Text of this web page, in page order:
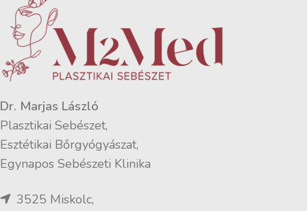
Dr. Marjas László
Plasztikai Sebészet,
Esztétikai Bőrgyógyászat,
Egynapos Sebészeti Klinika
3525 Miskolc,